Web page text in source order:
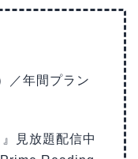
／年間プラン
見放題配信中